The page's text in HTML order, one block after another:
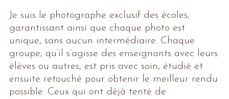
Je suis le photographe exclusif des écoles,
garantissant ainsi que chaque photo est
unique, sans aucun intermédiaire. Chaque
groupe, qu’il s’agisse des enseignants avec leurs
élèves ou autres, est pris avec soin, étudié et
ensuite retouché pour obtenir le meilleur rendu
possible. Ceux qui ont déjà tenté de